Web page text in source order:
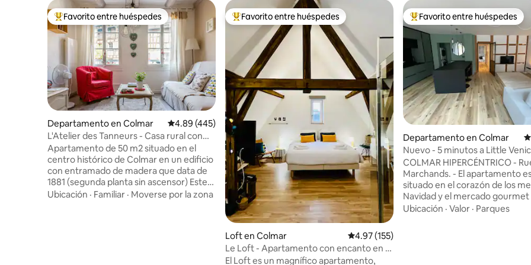
De los mejores en Favorito entre huéspedes
Favorito entre huéspedes
Departamento en Colmar Calificación promedio: 4.89 de 5; 445 evaluaciones
4.89 (445)
L'Atelier des Tanneurs - Casa rural con
encanto en el centro histórico de Colmar
Apartamento de 50 m2 situado en el
centro histórico de Colmar en un edificio
con entramado de madera que data de
1881 (segunda planta sin ascensor) Este
apartamento consta de: Un salón
Ubicación · Familiar · Moverse por la zona
De los mejores en Favorito entre huéspedes
Favorito entre huéspedes
Loft en Colmar Calificación promedio: 4.97 de 5; 155
4.97 (155)
Le Loft - Apartamento con encanto en el
corazón de Colmar
El Loft es un magnífico apartamento,
De los mejores en Favorito
Favorito entre huéspedes
Departamento en Colmar
Nuevo - 5 minutos a Little
Navidad Mercados.
COLMAR HIPERCÉNTRICO -
Marchands. - El apartamento está
situado en el corazón de los
Navidad y el mercado gourmet
Descubra este hermoso
Ubicación · Valor · Parques